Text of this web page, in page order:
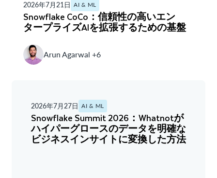
2026年7月21日 AI & ML
Snowflake CoCo：信頼性の高いエン
タープライズAIを拡張するための基盤
Arun Agarwal +6
2026年7月27日 AI & ML
Snowflake Summit 2026：Whatnotが
ハイパーグロースのデータを明確な
ビジネスインサイトに変換した方法